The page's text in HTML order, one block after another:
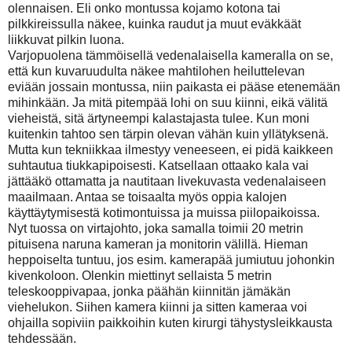
olennaisen. Eli onko montussa kojamo kotona tai
pilkkireissulla näkee, kuinka raudut ja muut eväkkäät
liikkuvat pilkin luona.
Varjopuolena tämmöisellä vedenalaisella kameralla on se,
että kun kuvaruudulta näkee mahtilohen heiluttelevan
eviään jossain montussa, niin paikasta ei pääse etenemään
mihinkään. Ja mitä pitempää lohi on suu kiinni, eikä välitä
vieheistä, sitä ärtyneempi kalastajasta tulee. Kun moni
kuitenkin tahtoo sen tärpin olevan vähän kuin yllätyksenä.
Mutta kun tekniikkaa ilmestyy veneeseen, ei pidä kaikkeen
suhtautua tiukkapipoisesti. Katsellaan ottaako kala vai
jättääkö ottamatta ja nautitaan livekuvasta vedenalaiseen
maailmaan. Antaa se toisaalta myös oppia kalojen
käyttäytymisestä kotimontuissa ja muissa piilopaikoissa.
Nyt tuossa on virtajohto, joka samalla toimii 20 metrin
pituisena naruna kameran ja monitorin välillä. Hieman
heppoiselta tuntuu, jos esim. kamerapää jumiutuu johonkin
kivenkoloon. Olenkin miettinyt sellaista 5 metrin
teleskooppivapaa, jonka päähän kiinnitän jämäkän
viehelukon. Siihen kamera kiinni ja sitten kameraa voi
ohjailla sopiviin paikkoihin kuten kirurgi tähystysleikkausta
tehdessään.